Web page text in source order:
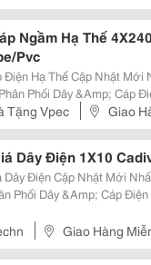
Ngầm Hạ Thế
Pvc
Nhất -----------------------------------------------------
Việt Nam Thông Tin Chi Tiết
Tặng Vpec Giao
Dây Điện 1X10
--------------------------------------------------------
Phối Dây &Amp; Cáp Điện Hàng
Giao Hàng